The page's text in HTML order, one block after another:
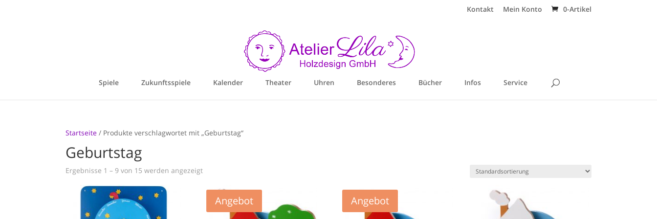
Kontakt Mein Konto 0-Artikel
Spiele Zukunftsspiele Kalender Theater Uhren Besonderes Bücher Infos Service
Startseite / Produkte verschlagwortet mit „Geburtstag“
Geburtstag
Ergebnisse 1 – 9 von 15 werden angezeigt
Angebot Angebot